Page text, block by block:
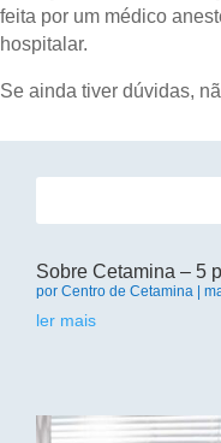
feita por um médico
hospitalar.
Se ainda tiver dúvidas,
Sobre Cetamina – 5
por Centro de Cetamina
ler mais